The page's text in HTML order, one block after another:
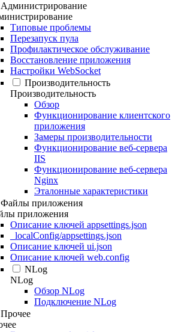
Администрирование
Типовые проблемы
Перезапуск пула
Профилактическое обслуживание
Восстановление приложения
Настройки WebSocket
Производительность
Производительность
Обзор
Функционирование клиентского
приложения
Замеры производительности
Функционирование веб-сервера
IIS
Функционирование веб-сервера
Nginx
Эталонные характеристики
Файлы приложения
приложения
Описание ключей appsettings.json
_localConfig/appsettings.json
Описание ключей ui.json
Описание ключей web.config
NLog
NLog
Обзор NLog
Подключение NLog
Прочее